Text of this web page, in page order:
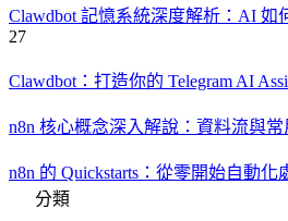
Clawdbot 記憶系統深度解析：AI 如
27
Clawdbot：打造你的 Telegram AI
n8n 核心概念深入解說：資料流與常
n8n 的 Quickstarts：從零開始自動化
分類